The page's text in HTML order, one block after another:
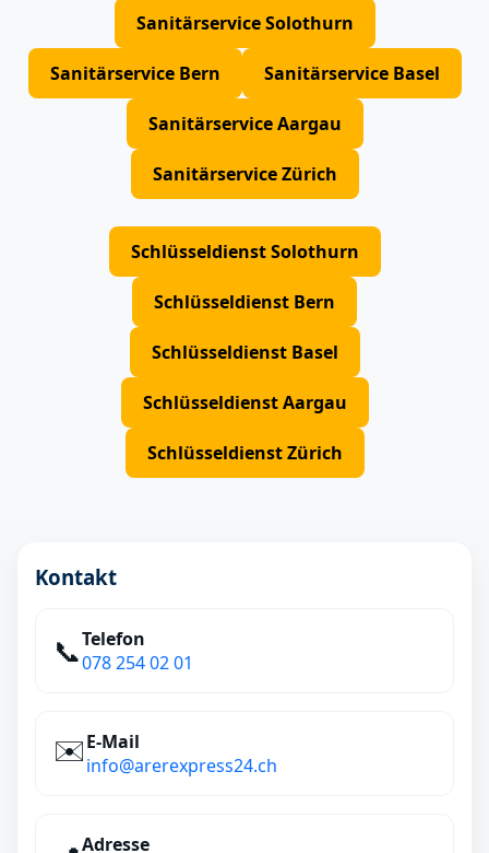
Sanitärservice Solothurn
Sanitärservice Bern Sanitärservice Basel
Sanitärservice Aargau
Sanitärservice Zürich
Schlüsseldienst Solothurn
Schlüsseldienst Bern
Schlüsseldienst Basel
Schlüsseldienst Aargau
Schlüsseldienst Zürich
Kontakt
📞Telefon
078 254 02 01
✉️E‑Mail
info@arerexpress24.ch
Adresse